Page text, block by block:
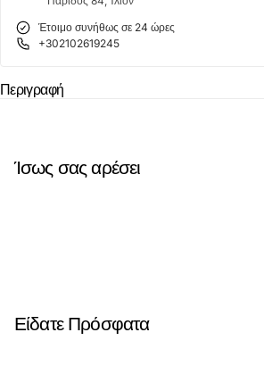
Έτοιμο συνήθως σε 24 ώρες
+302102619245
Περιγραφή
Ίσως σας αρέσει
Είδατε Πρόσφατα